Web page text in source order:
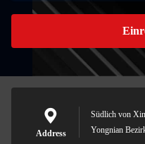
Address
Südlich von
Yongnian